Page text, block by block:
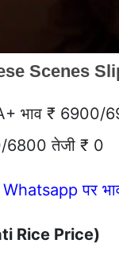
भाव ₹ 6900/
6800 तेजी ₹ 0
पर
Rice Price)